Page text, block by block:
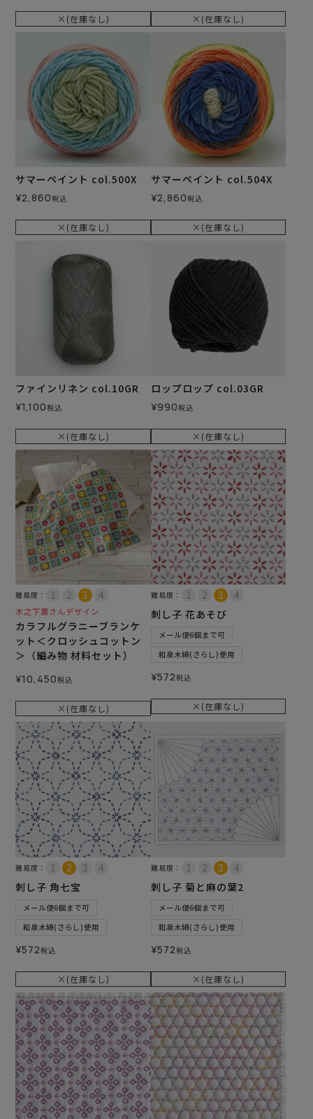
×(在庫なし) ×(在庫なし)
サマーペイント col.500X
¥2,860税込
×(在庫なし)
サマーペイント col.504X
¥2,860税込
×(在庫なし)
ファインリネン col.10GR
¥1,100税込
×(在庫なし)
ロップロップ col.03GR
¥990税込
×(在庫なし)
難易度：
木之下薫さんデザイン
カラフルグラニーブランケ
ット＜クロッシュコットン
＞（編み物 材料セット）
¥10,450税込
×(在庫なし)
難易度：
刺し子 花あそび
メール便6個まで可
和泉木綿(さらし)使用
¥572税込
×(在庫なし)
難易度：
刺し子 角七宝
メール便6個まで可
和泉木綿(さらし)使用
¥572税込
×(在庫なし)
難易度：
刺し子 菊と麻の葉2
メール便6個まで可
和泉木綿(さらし)使用
¥572税込
×(在庫なし)